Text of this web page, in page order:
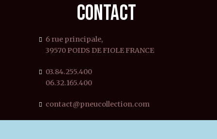
CONTACT
6 rue principale,
39570 POIDS DE FIOLE FRANCE
03.84.255.400
06.32.165.400
contact@pneucollection.com